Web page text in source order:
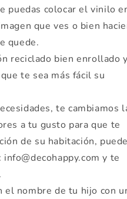
puedas colocar el vinilo
que ves o bien
quede.
reciclado bien enrollado y
te sea más fácil su
te cambiamos
a tu gusto para que te
de su habitación,
y te
el nombre de tu hijo con